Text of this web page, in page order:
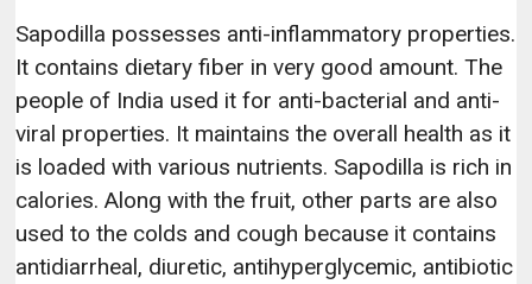
Sapodilla possesses anti-inflammatory properties.
It contains dietary fiber in very good amount. The
people of India used it for anti-bacterial and anti-
viral properties. It maintains the overall health as it
is loaded with various nutrients. Sapodilla is rich in
calories. Along with the fruit, other parts are also
used to the colds and cough because it contains
antidiarrheal, diuretic, antihyperglycemic, antibiotic